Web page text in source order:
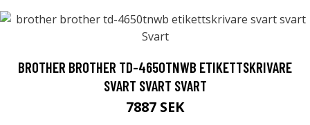
BROTHER BROTHER TD-4650TNWB ETIKETTSKRIVARE
SVART SVART SVART
7887 SEK